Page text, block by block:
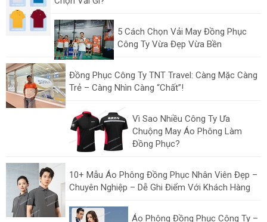
5 Cách Chọn Vải May Đồng Phục
Công Ty Vừa Đẹp Vừa Bền
Đồng Phục Công Ty TNT Travel: Càng Mặc Càng
Trẻ – Càng Nhìn Càng “Chất”!
Vì Sao Nhiều Công Ty Ưa
Chuộng May Áo Phông Làm
Đồng Phục?
10+ Mẫu Áo Phông Đồng Phục Nhân Viên Đẹp –
Chuyên Nghiệp – Dễ Ghi Điểm Với Khách Hàng
Áo Phông Đồng Phục Công Ty –